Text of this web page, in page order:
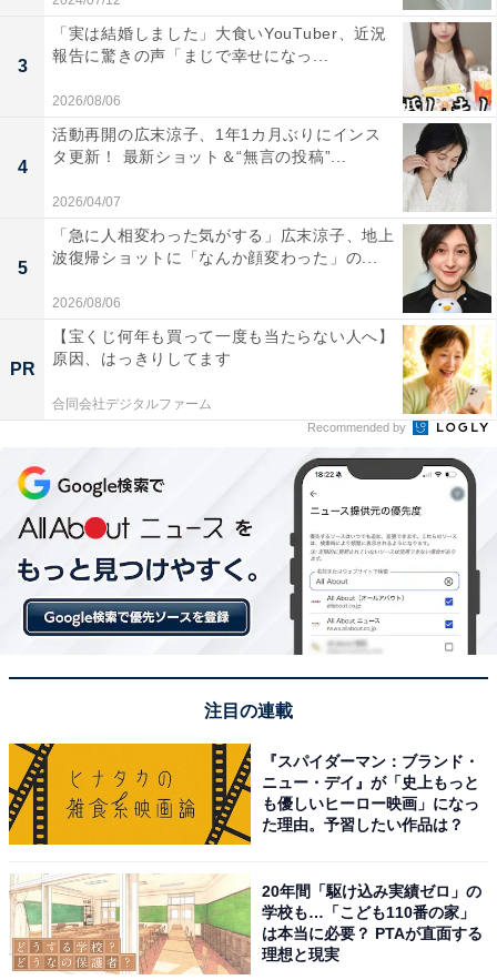
3
「実は結婚しました」大食いYouTuber、近況
報告に驚きの声「まじで幸せになっ...
2026/08/06
4
活動再開の広末涼子、1年1カ月ぶりにインス
タ更新！ 最新ショット＆“無言の投稿”...
2026/04/07
5
「急に人相変わった気がする」広末涼子、地上
波復帰ショットに「なんか顔変わった」の...
2026/08/06
PR
【宝くじ何年も買って一度も当たらない人へ】
原因、はっきりしてます
合同会社デジタルファーム
Recommended by
注目の連載
『スパイダーマン：ブランド・
ニュー・デイ』が「史上もっと
も優しいヒーロー映画」になっ
た理由。予習したい作品は？
20年間「駆け込み実績ゼロ」の
学校も…「こども110番の家」
は本当に必要？ PTAが直面する
理想と現実